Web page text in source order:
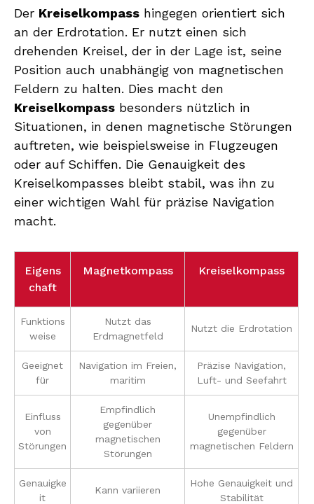
Der Kreiselkompass hingegen orientiert sich
an der Erdrotation. Er nutzt einen sich
drehenden Kreisel, der in der Lage ist, seine
Position auch unabhängig von magnetischen
Feldern zu halten. Dies macht den
Kreiselkompass besonders nützlich in
Situationen, in denen magnetische Störungen
auftreten, wie beispielsweise in Flugzeugen
oder auf Schiffen. Die Genauigkeit des
Kreiselkompasses bleibt stabil, was ihn zu
einer wichtigen Wahl für präzise Navigation
macht.
Eigens
chaft
Magnetkompass Kreiselkompass
Funktions
weise
Nutzt das
Erdmagnetfeld
Nutzt die Erdrotation
Geeignet
für
Navigation im Freien,
maritim
Präzise Navigation,
Luft- und Seefahrt
Einfluss
von
Störungen
Empfindlich
gegenüber
magnetischen
Störungen
Unempfindlich
gegenüber
magnetischen Feldern
Genauigke
it
Kann variieren
Hohe Genauigkeit und
Stabilität